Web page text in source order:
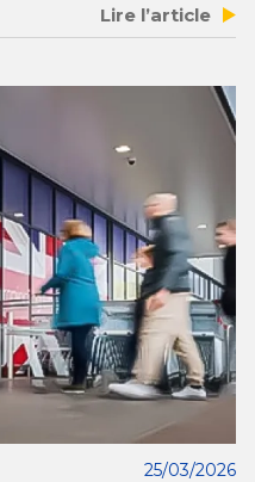
Lire l’article
25/03/2026